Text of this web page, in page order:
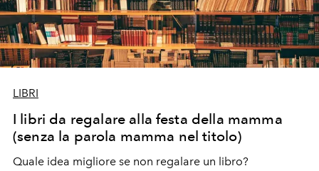
LIBRI
I libri da regalare alla festa della mamma
(senza la parola mamma nel titolo)
Quale idea migliore se non regalare un libro?